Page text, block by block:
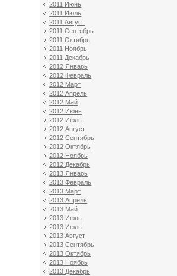
2011 Июнь
2011 Июль
2011 Август
2011 Сентябрь
2011 Октябрь
2011 Ноябрь
2011 Декабрь
2012 Январь
2012 Февраль
2012 Март
2012 Апрель
2012 Май
2012 Июнь
2012 Июль
2012 Август
2012 Сентябрь
2012 Октябрь
2012 Ноябрь
2012 Декабрь
2013 Январь
2013 Февраль
2013 Март
2013 Апрель
2013 Май
2013 Июнь
2013 Июль
2013 Август
2013 Сентябрь
2013 Октябрь
2013 Ноябрь
2013 Декабрь